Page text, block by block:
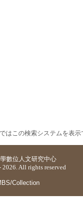
この検索システムを表示
數位人文研究中心
All rights reserved
Collection